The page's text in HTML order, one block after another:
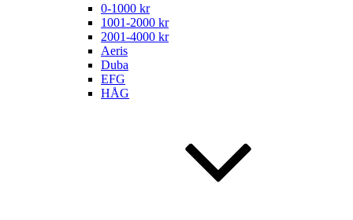
0-1000 kr
1001-2000 kr
2001-4000 kr
Aeris
Duba
EFG
HÅG